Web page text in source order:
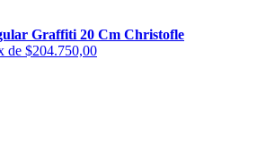
Graffiti 20 Cm Christofle
de $204.750,00